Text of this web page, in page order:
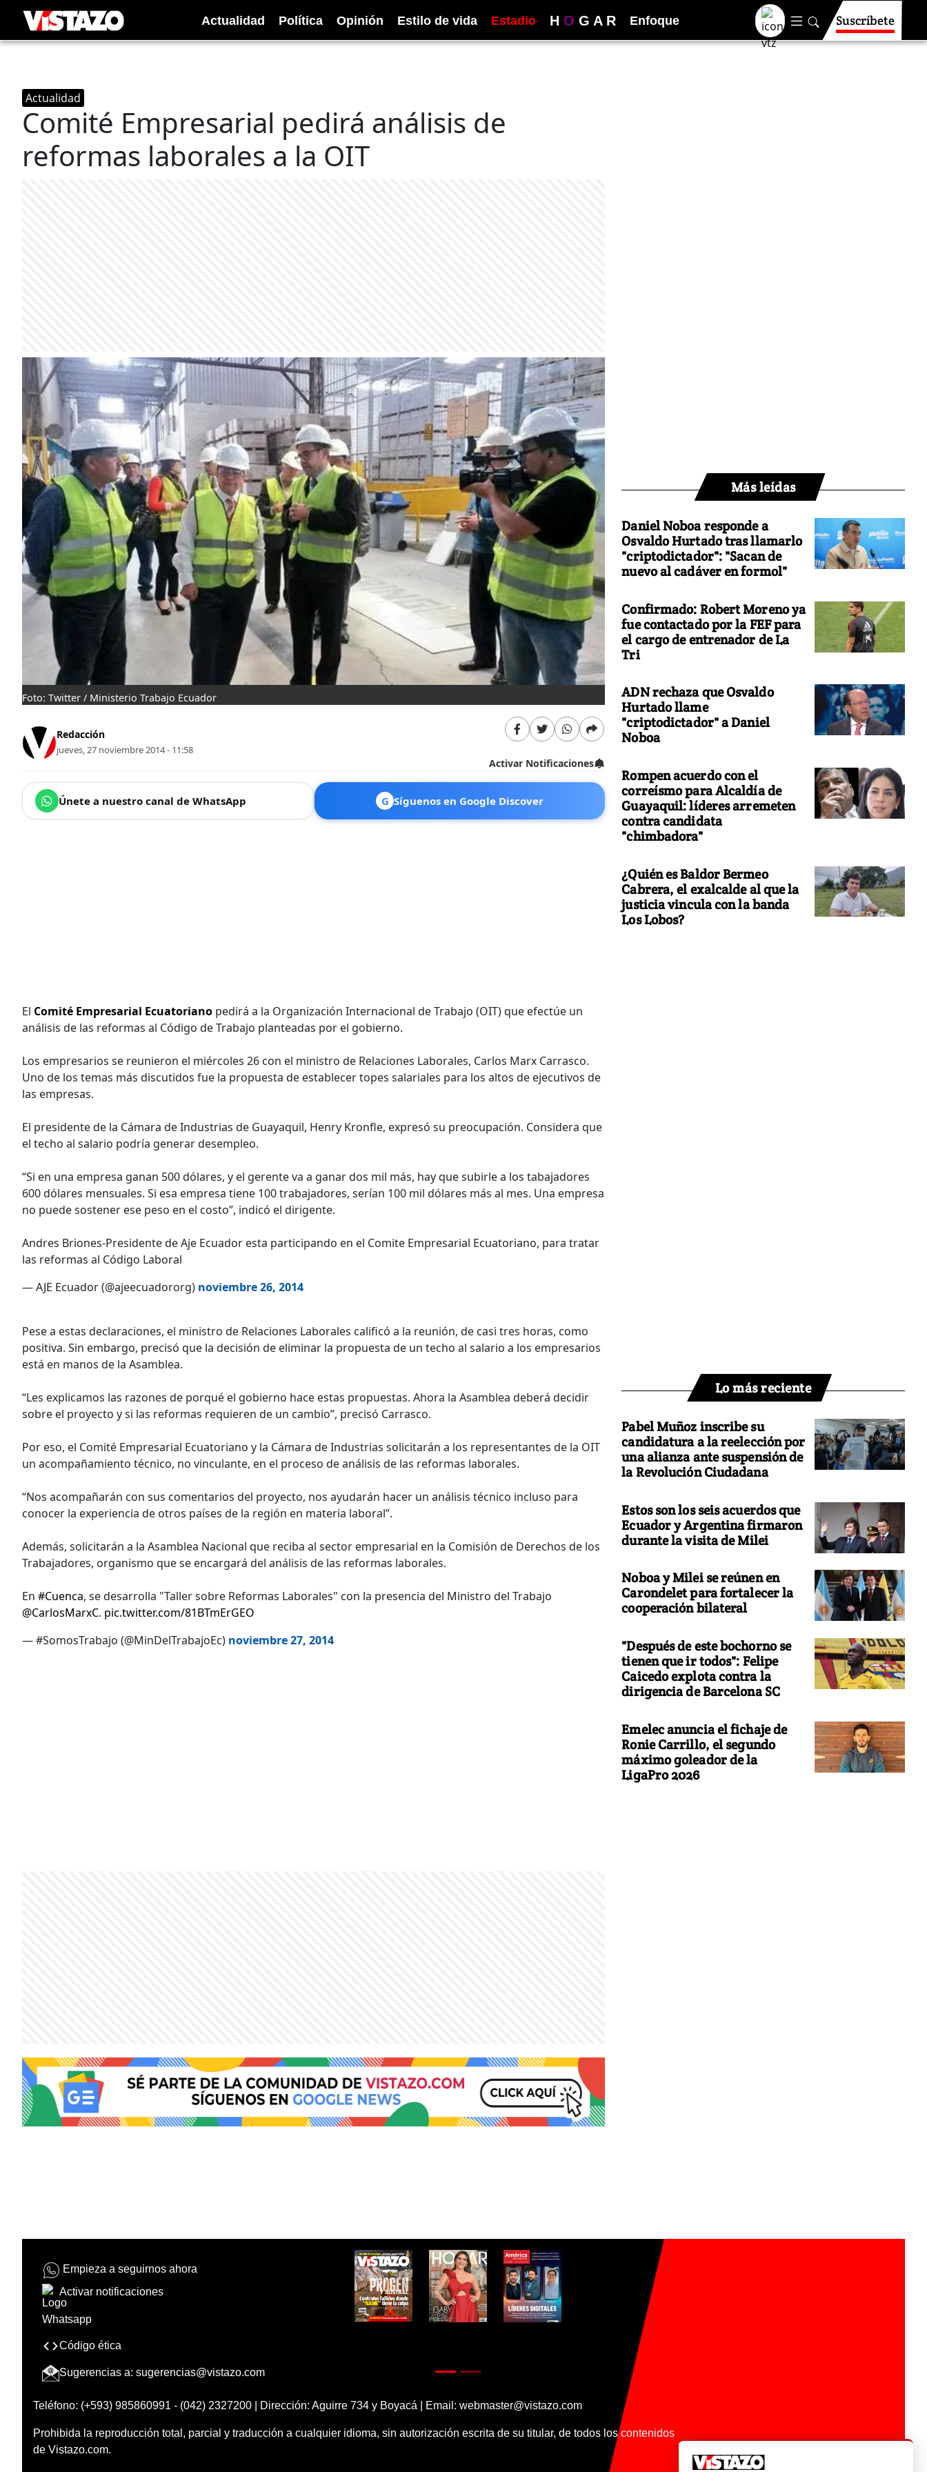
Actualidad Política Opinión Estilo de vida Estadio H O G A R Enfoque Suscríbete
Actualidad
Comité Empresarial pedirá análisis de
reformas laborales a la OIT
Foto: Twitter / Ministerio Trabajo Ecuador
Redacción
jueves, 27 noviembre 2014 - 11:58
Activar Notificaciones
Únete a nuestro canal de WhatsApp G Síguenos en Google Discover
El Comité Empresarial Ecuatoriano pedirá a la Organización Internacional de Trabajo (OIT) que efectúe un
análisis de las reformas al Código de Trabajo planteadas por el gobierno.
Los empresarios se reunieron el miércoles 26 con el ministro de Relaciones Laborales, Carlos Marx Carrasco.
Uno de los temas más discutidos fue la propuesta de establecer topes salariales para los altos de ejecutivos de
las empresas.
El presidente de la Cámara de Industrias de Guayaquil, Henry Kronfle, expresó su preocupación. Considera que
el techo al salario podría generar desempleo.
“Si en una empresa ganan 500 dólares, y el gerente va a ganar dos mil más, hay que subirle a los tabajadores
600 dólares mensuales. Si esa empresa tiene 100 trabajadores, serían 100 mil dólares más al mes. Una empresa
no puede sostener ese peso en el costo”, indicó el dirigente.
Andres Briones-Presidente de Aje Ecuador esta participando en el Comite Empresarial Ecuatoriano, para tratar
las reformas al Código Laboral
— AJE Ecuador (@ajeecuadororg) noviembre 26, 2014
Pese a estas declaraciones, el ministro de Relaciones Laborales calificó a la reunión, de casi tres horas, como
positiva. Sin embargo, precisó que la decisión de eliminar la propuesta de un techo al salario a los empresarios
está en manos de la Asamblea.
“Les explicamos las razones de porqué el gobierno hace estas propuestas. Ahora la Asamblea deberá decidir
sobre el proyecto y si las reformas requieren de un cambio”, precisó Carrasco.
Por eso, el Comité Empresarial Ecuatoriano y la Cámara de Industrias solicitarán a los representantes de la OIT
un acompañamiento técnico, no vinculante, en el proceso de análisis de las reformas laborales.
“Nos acompañarán con sus comentarios del proyecto, nos ayudarán hacer un análisis técnico incluso para
conocer la experiencia de otros países de la región en materia laboral”.
Además, solicitarán a la Asamblea Nacional que reciba al sector empresarial en la Comisión de Derechos de los
Trabajadores, organismo que se encargará del análisis de las reformas laborales.
En #Cuenca, se desarrolla "Taller sobre Reformas Laborales" con la presencia del Ministro del Trabajo
@CarlosMarxC. pic.twitter.com/81BTmErGEO
— #SomosTrabajo (@MinDelTrabajoEc) noviembre 27, 2014
Más leídas
Daniel Noboa responde a
Osvaldo Hurtado tras llamarlo
"criptodictador": "Sacan de
nuevo al cadáver en formol"
Confirmado: Robert Moreno ya
fue contactado por la FEF para
el cargo de entrenador de La
Tri
ADN rechaza que Osvaldo
Hurtado llame
"criptodictador" a Daniel
Noboa
Rompen acuerdo con el
correísmo para Alcaldía de
Guayaquil: líderes arremeten
contra candidata
"chimbadora"
¿Quién es Baldor Bermeo
Cabrera, el exalcalde al que la
justicia vincula con la banda
Los Lobos?
Lo más reciente
Pabel Muñoz inscribe su
candidatura a la reelección por
una alianza ante suspensión de
la Revolución Ciudadana
Estos son los seis acuerdos que
Ecuador y Argentina firmaron
durante la visita de Milei
Noboa y Milei se reúnen en
Carondelet para fortalecer la
cooperación bilateral
"Después de este bochorno se
tienen que ir todos": Felipe
Caicedo explota contra la
dirigencia de Barcelona SC
Emelec anuncia el fichaje de
Ronie Carrillo, el segundo
máximo goleador de la
LigaPro 2026
Empieza a seguirnos ahora
Activar notificaciones
Código ética
Sugerencias a: sugerencias@vistazo.com
Teléfono: (+593) 985860991 - (042) 2327200 | Dirección: Aguirre 734 y Boyacá | Email: webmaster@vistazo.com
Prohibida la reproducción total, parcial y traducción a cualquier idioma, sin autorización escrita de su titular, de todos los contenidos
de Vistazo.com.